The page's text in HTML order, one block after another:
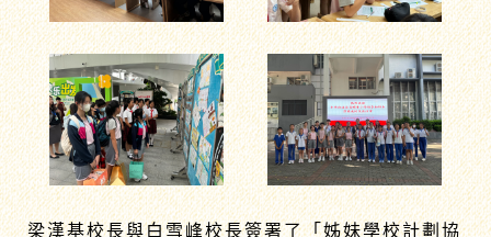
梁漢基校長與白雪峰校長簽署了「姊妹學校計劃協